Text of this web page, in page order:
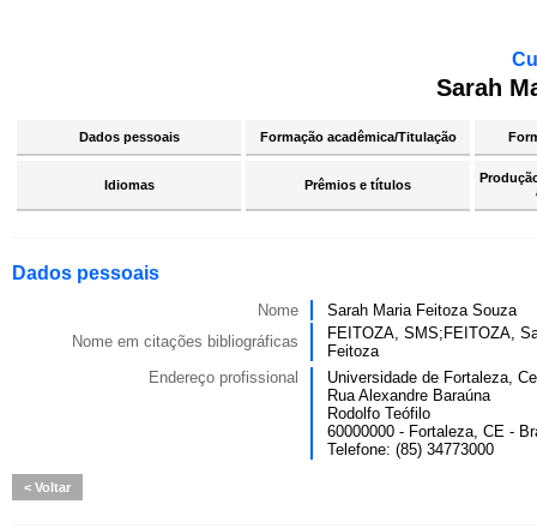
Sarah
Dados pessoais Formação acadêmica/Titulação
Idiomas Prêmios e títulos
Dados pessoais
Nome
Sarah Maria Feitoza Souza
Nome em citações bibliográficas
FEITOZA, SMS;FEITOZA,
Feitoza
Endereço profissional
Universidade de Fortaleza,
Rua Alexandre Baraúna
Rodolfo Teófilo
60000000 - Fortaleza, CE -
Telefone: (85) 34773000
Voltar